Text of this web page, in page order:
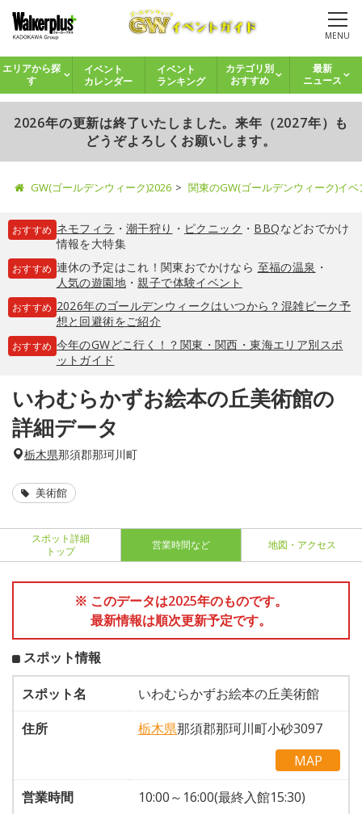
MENU
エリアから探
す
イベント
カレンダー
イベント
ランキング
カテゴリ別
おすすめ
最新
ニュース
2026年の更新は終了いたしました。来年（2027年）も
どうぞよろしくお願いします。
GW(ゴールデンウィーク)2026 関東のGW(ゴールデンウィーク)イ
おすすめ ネモフィラ ・ 潮干狩り ・ ピクニック ・ BBQなどおでかけ
情報を大特集
おすすめ 連休の予定はこれ！関東おでかけなら 至福の温泉 ・
人気の遊園地・親子で体験イベント
おすすめ 2026年のゴールデンウィークはいつから？混雑ピーク予
想と回避術をご紹介
おすすめ 今年のGWどこ行く！？関東・関西・東海エリア別スポ
ットガイド
いわむらかずお絵本の丘美術館の
詳細データ
栃木県那須郡那珂川町
美術館
スポット詳細
トップ
営業時間など 地図・アクセス
※ このデータは2025年のものです。
最新情報は順次更新予定です。
スポット情報
スポット名
いわむらかずお絵本の丘美術館
住所
栃木県那須郡那珂川町小砂3097
MAP
営業時間
10:00～16:00(最終入館15:30)